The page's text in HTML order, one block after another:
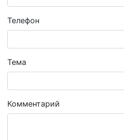
Телефон
Тема
Комментарий